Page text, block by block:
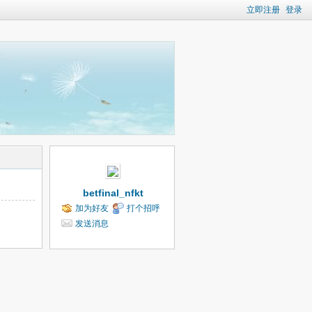
立即注册 登录
betfinal_nfkt
加为好友
打个招呼
发送消息